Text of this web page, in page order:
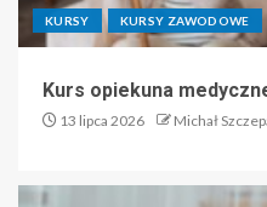
KURSY KURSY ZAWODOWE
Kurs opiekuna
13 lipca 2026 Michał